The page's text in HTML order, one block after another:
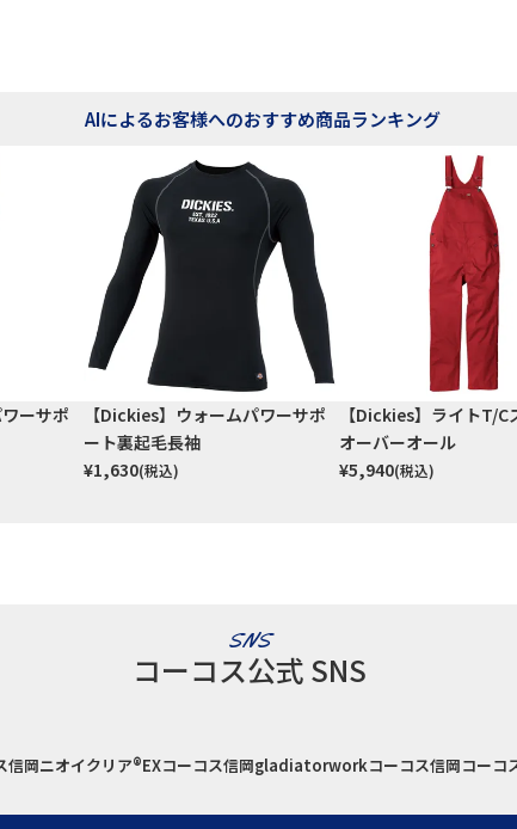
AIによるお客様へのおすすめ商品ランキング
ーサポ
【Dickies】ウォームパワーサポ
ート裏起毛長袖
¥1,630(税込)
【Dickies】ライトT/C
オーバーオール
¥5,940(税込)
SNS
コーコス公式 SNS
信岡ニオイクリア®EXコーコス信岡gladiatorworkコーコス信岡コーコ